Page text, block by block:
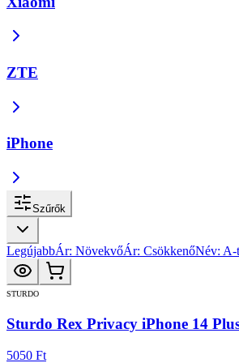
ZTE
iPhone
Szűrők
LegújabbÁr: NövekvőÁr: CsökkenőNév:
STURDO
Sturdo Rex Privacy iPhone 14
5050 Ft